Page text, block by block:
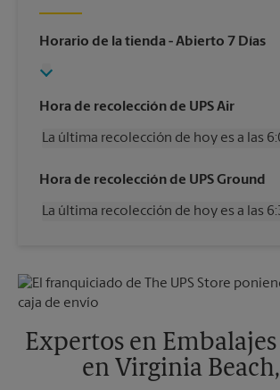
Horario de la tienda - Abierto 7 Días
Hora de recolección de UPS Air
La última recolección de hoy es a las
Miércoles
6:00 PM
Viernes
6:00 PM
Martes
Hora de recolección de UPS Ground
La última recolección de hoy es a las
Viernes
6:30 PM
Sábado
Lunes
6:30 PM
Martes
6:30 PM
Expertos en
en Virginia